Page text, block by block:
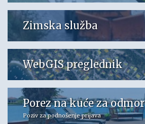
Zimska služba
WebGIS preglednik
Porez na kuće za odmor
Poziv za podnošenje prijava